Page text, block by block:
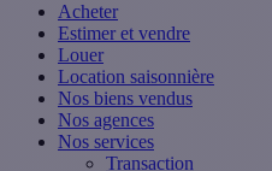
Acheter
Estimer et vendre
Louer
Location saisonnière
Nos biens vendus
Nos agences
Nos services
Transaction